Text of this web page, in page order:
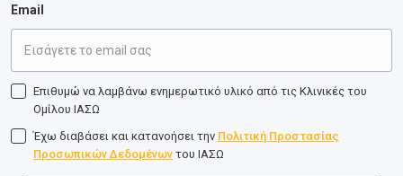
Email
Επιθυμώ να λαμβάνω ενημερωτικό υλικό από τις Κλινικές του
Ομίλου ΙΑΣΩ
Έχω διαβάσει και κατανοήσει την Πολιτική Προστασίας
Προσωπικών Δεδομένων του ΙΑΣΩ